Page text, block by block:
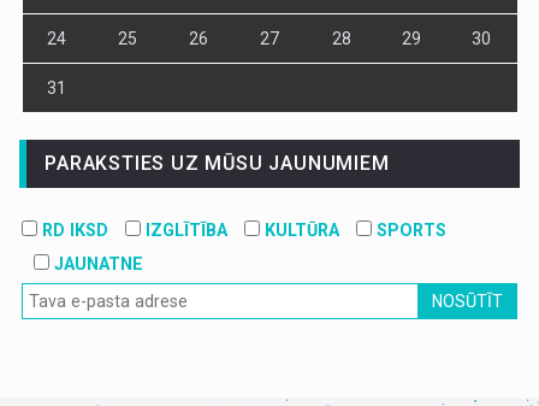
24 25 26 27 28 29 30
31
PARAKSTIES UZ MŪSU JAUNUMIEM
RD IKSD IZGLĪTĪBA KULTŪRA
SPORTS
JAUNATNE
NOSŪTĪT